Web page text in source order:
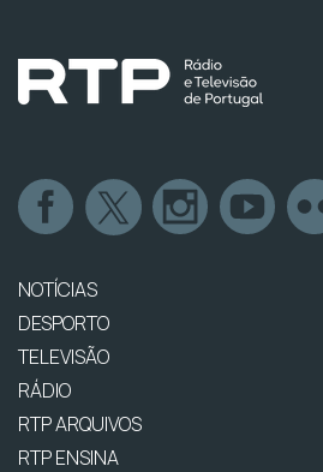
NOTÍCIAS
DESPORTO
TELEVISÃO
RÁDIO
RTP ARQUIVOS
RTP ENSINA